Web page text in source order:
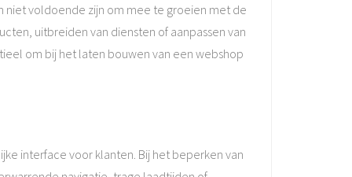
voldoende zijn om mee te groeien met de
uitbreiden van diensten of aanpassen van
om bij het laten bouwen van een webshop
interface voor klanten. Bij het beperken van